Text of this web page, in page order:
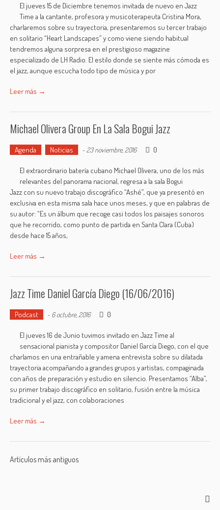
El jueves 15 de Diciembre tenemos invitada de nuevo en Jazz
Time a la cantante, profesora y musicoterapeuta Cristina Mora,
charlaremos sobre su trayectoria, presentaremos su tercer trabajo
en solitario “Heart Landscapes” y como viene siendo habitual
tendremos alguna sorpresa en el prestigioso magazine
especializado de LH Radio. El estilo donde se siente más cómoda es
el jazz, aunque escucha todo tipo de música y por
Leer más →
Michael Olivera Group En La Sala Bogui Jazz
Agenda Noticias - 23 noviembre, 2016 0
El extraordinario batería cubano Michael Olivera, uno de los más
relevantes del panorama nacional, regresa a la sala Bogui
Jazz con su nuevo trabajo discográfico “Ashé”, que ya presentó en
exclusiva en esta misma sala hace unos meses, y que en palabras de
su autor: “Es un álbum que recoge casi todos los paisajes sonoros
que he recorrido, como punto de partida en Santa Clara (Cuba)
desde hace 15 años,
Leer más →
Jazz Time Daniel García Diego (16/06/2016)
Podcast - 6 octubre, 2016 0
El jueves 16 de Junio tuvimos invitado en Jazz Time al
sensacional pianista y compositor Daniel García Diego, con el que
charlamos en una entrañable y amena entrevista sobre su dilatada
trayectoria acompañando a grandes grupos y artistas, compaginada
con años de preparación y estudio en silencio. Presentamos “Alba”,
su primer trabajo discográfico en solitario, fusión entre la música
tradicional y el jazz, con colaboraciones
Leer más →
Posts
Artículos más antiguos